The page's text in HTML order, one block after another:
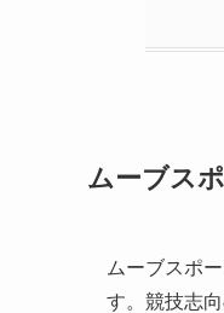
ムーブス
ムーブスポ
す。競技志